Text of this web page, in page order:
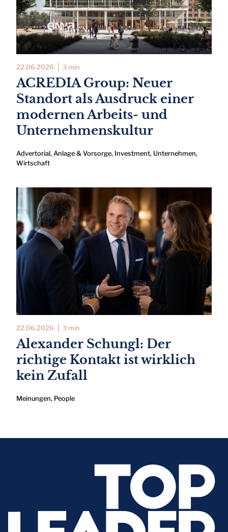
22.06.2026 3 min
ACREDIA Group: Neuer
Standort als Ausdruck einer
modernen Arbeits- und
Unternehmenskultur
Advertorial, Anlage & Vorsorge, Investment, Unternehmen,
Wirtschaft
22.06.2026 3 min
Alexander Schungl: Der
richtige Kontakt ist wirklich
kein Zufall
Meinungen, People